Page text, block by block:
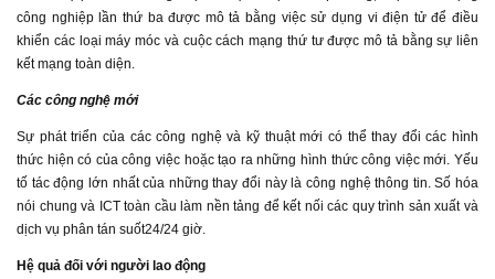
công nghiệp lần thứ ba được mô tả bằng việc sử dụng vi điện tử để điều
khiển các loại máy móc và cuộc cách mạng thứ tư được mô tả bằng sự liên
kết mạng toàn diện.
Các công nghệ mới
Sự phát triển của các công nghệ và kỹ thuật mới có thể thay đổi các hình
thức hiện có của công việc hoặc tạo ra những hình thức công việc mới. Yếu
tố tác động lớn nhất của những thay đổi này là công nghệ thông tin. Số hóa
nói chung và ICT toàn cầu làm nền tảng để kết nối các quy trình sản xuất và
dịch vụ phân tán suốt24/24 giờ.
Hệ quả đối với người lao động